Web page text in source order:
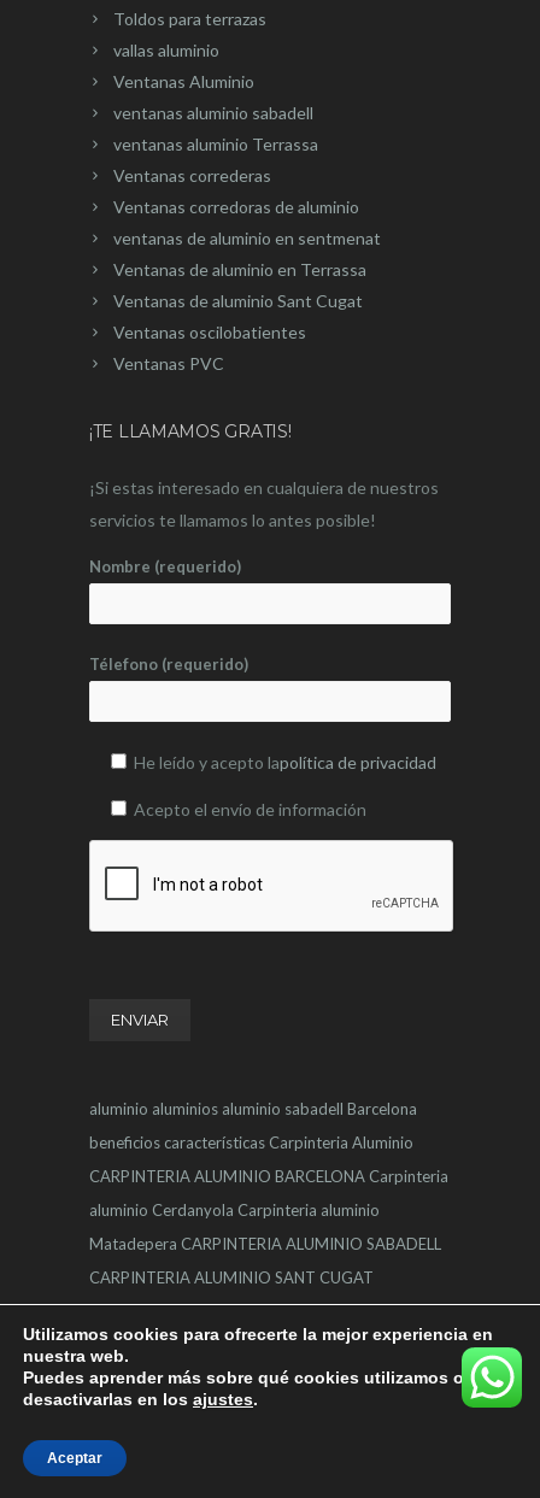
Toldos para terrazas
vallas aluminio
Ventanas Aluminio
ventanas aluminio sabadell
ventanas aluminio Terrassa
Ventanas correderas
Ventanas corredoras de aluminio
ventanas de aluminio en sentmenat
Ventanas de aluminio en Terrassa
Ventanas de aluminio Sant Cugat
Ventanas oscilobatientes
Ventanas PVC
¡TE LLAMAMOS GRATIS!
¡Si estas interesado en cualquiera de nuestros
servicios te llamamos lo antes posible!
Nombre (requerido)
Télefono (requerido)
He leído y acepto lapolítica de privacidad
Acepto el envío de información
aluminio aluminios aluminio sabadell Barcelona
beneficios características Carpinteria Aluminio
CARPINTERIA ALUMINIO BARCELONA Carpinteria
aluminio Cerdanyola Carpinteria aluminio
Matadepera CARPINTERIA ALUMINIO SABADELL
CARPINTERIA ALUMINIO SANT CUGAT
CARPINTERIA ALUMINIO TERRASSACarpinteria
Aluminocarpinteríacarpintería de aluminioPuertas
AluminioPuertas aluminio Terrassa Sabadell
ventajasventanas
VENTANAS ALUMINIO TERRASSA
aluminio
Utilizamos cookies para ofrecerte la mejor experiencia en
nuestra web.
Puedes aprender más sobre qué cookies utilizamos o
desactivarlas en los ajustes.
Aceptar